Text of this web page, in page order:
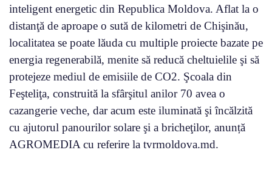
inteligent energetic din Republica Moldova. Aflat la o
distanţă de aproape o sută de kilometri de Chişinău,
localitatea se poate lăuda cu multiple proiecte bazate pe
energia regenerabilă, menite să reducă cheltuielile şi să
protejeze mediul de emisiile de CO2. Şcoala din
Feşteliţa, construită la sfârşitul anilor 70 avea o
cazangerie veche, dar acum este iluminată şi încălzită
cu ajutorul panourilor solare şi a bricheţilor, anunță
AGROMEDIA cu referire la tvrmoldova.md.